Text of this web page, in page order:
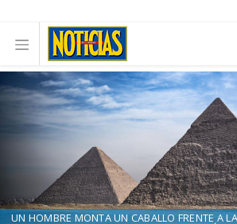
UN HOMBRE MONTA UN CABALLO FRENTE A